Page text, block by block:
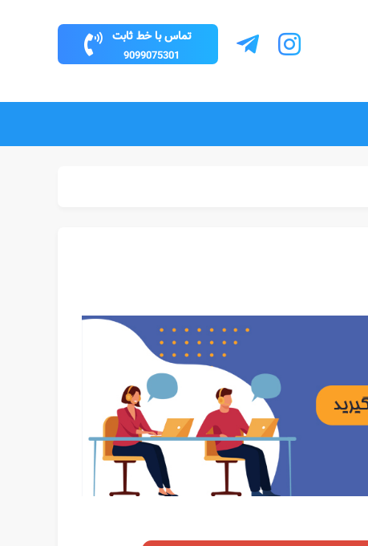
تماس با خط ثابت
9099075301